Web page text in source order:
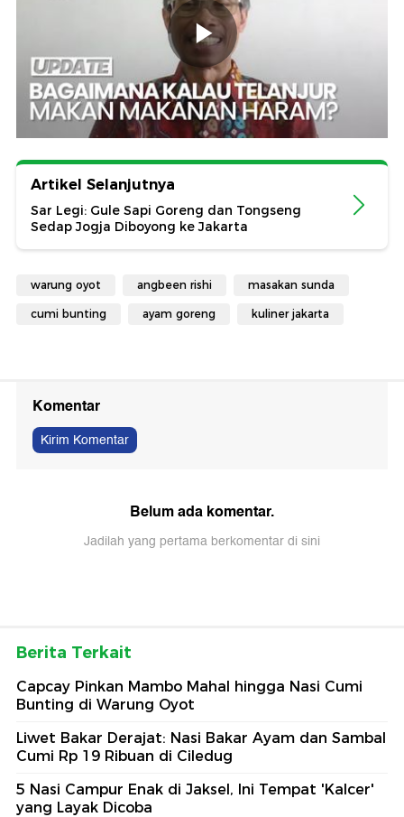
Artikel Selanjutnya
Sar Legi: Gule Sapi Goreng dan Tongseng
Sedap Jogja Diboyong ke Jakarta
warung oyot angbeen rishi masakan sunda
cumi bunting ayam goreng kuliner jakarta
Komentar
Kirim Komentar
Belum ada komentar.
Jadilah yang pertama berkomentar di sini
Berita Terkait
Capcay Pinkan Mambo Mahal hingga Nasi Cumi
Bunting di Warung Oyot
Liwet Bakar Derajat: Nasi Bakar Ayam dan Sambal
Cumi Rp 19 Ribuan di Ciledug
5 Nasi Campur Enak di Jaksel, Ini Tempat 'Kalcer'
yang Layak Dicoba